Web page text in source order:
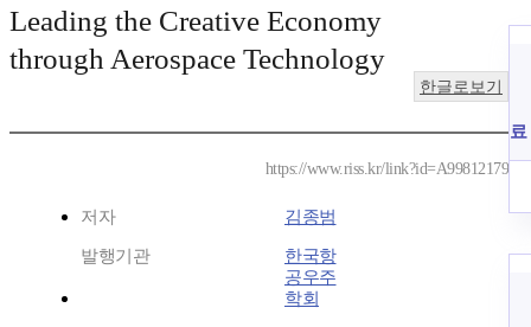
Leading the Creative Economy
through Aerospace Technology
한글로보기
https://www.riss.kr/link?id=A99812179
저자 김종범
발행기관
한국항
공우주
학회
료